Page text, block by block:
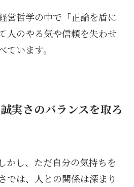
営哲学の中で「正論を盾に
人のやる気や信頼を失わせ
ています。
実さのバランスを取ろ
かし、ただ自分の気持ちを
では、人との関係は深まり